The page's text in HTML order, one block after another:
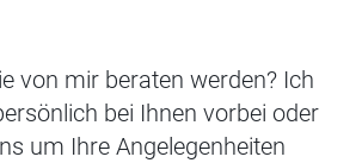
von mir beraten werden? Ich
bei Ihnen vorbei oder
um Ihre Angelegenheiten